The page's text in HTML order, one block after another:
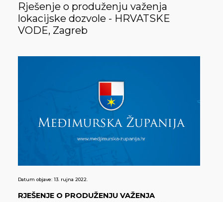
Rješenje o produženju važenja
lokacijske dozvole - HRVATSKE
VODE, Zagreb
Datum objave: 13. rujna 2022.
RJEŠENJE O PRODUŽENJU VAŽENJA